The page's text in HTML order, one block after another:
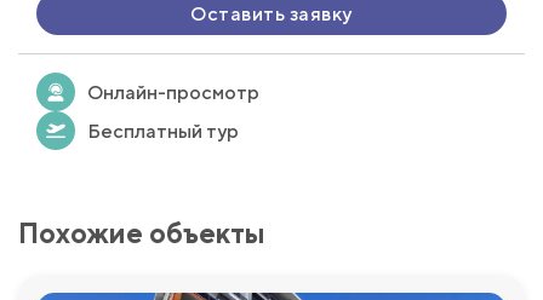
Оставить заявку
Онлайн-просмотр
Бесплатный тур
Похожие объекты